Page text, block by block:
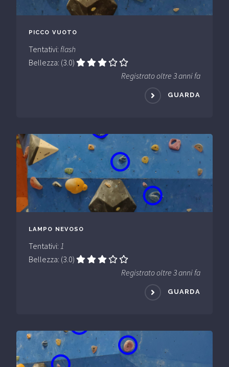
PICCO VUOTO
Tentativi: flash
Bellezza: (3.0)
Registrato oltre 3 anni fa
GUARDA
LAMPO NEVOSO
Tentativi: 1
Bellezza: (3.0)
Registrato oltre 3 anni fa
GUARDA